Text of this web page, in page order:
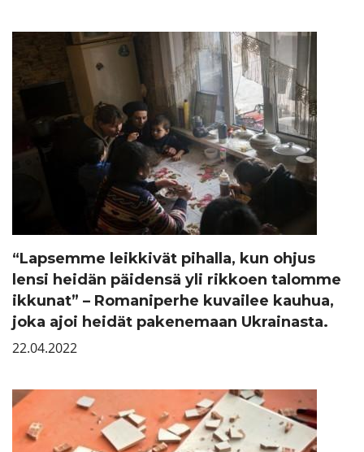
“Lapsemme leikkivät pihalla, kun ohjus
lensi heidän päidensä yli rikkoen talomme
ikkunat” – Romaniperhe kuvailee kauhua,
joka ajoi heidät pakenemaan Ukrainasta.
22.04.2022